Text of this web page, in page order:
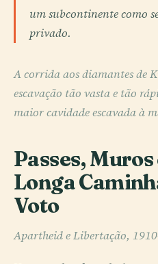
um subcontinente como
privado.
A corrida aos diamantes de
escavação tão vasta e tão
maior cavidade escavada à
Passes,
Longa
Voto
Apartheid e Libertação,